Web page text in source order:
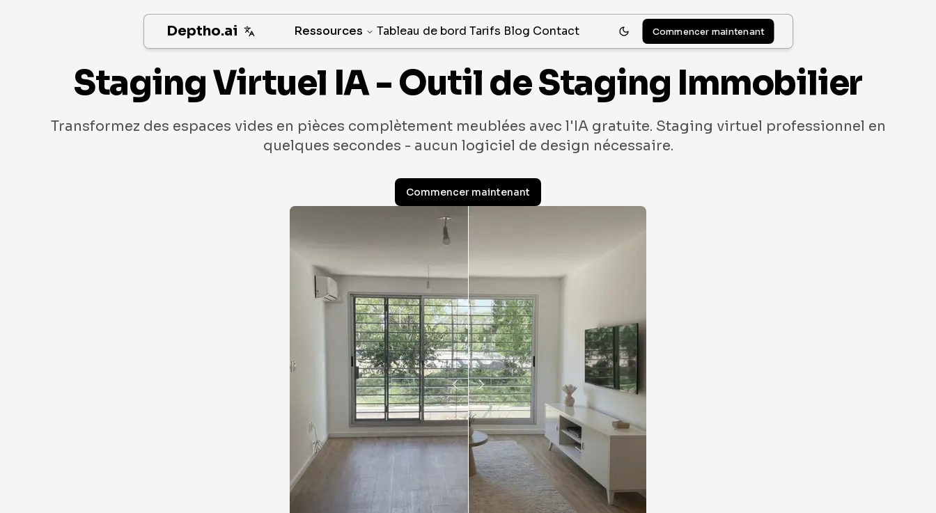
Deptho.ai Ressources Tableau de bord Tarifs Blog Contact Commencer maintenant
Staging Virtuel IA - Outil de Staging Immobilier
Transformez des espaces vides en pièces complètement meublées avec l'IA gratuite. Staging virtuel professionnel en
quelques secondes - aucun logiciel de design nécessaire.
Commencer maintenant